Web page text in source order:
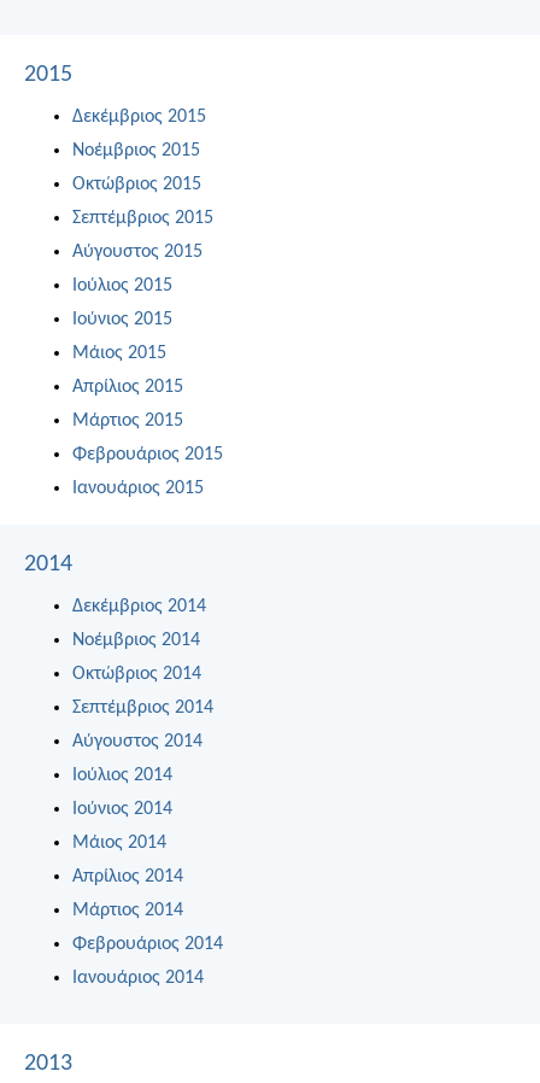
2015
Δεκέμβριος 2015
Νοέμβριος 2015
Οκτώβριος 2015
Σεπτέμβριος 2015
Αύγουστος 2015
Ιούλιος 2015
Ιούνιος 2015
Μάιος 2015
Απρίλιος 2015
Μάρτιος 2015
Φεβρουάριος 2015
Ιανουάριος 2015
2014
Δεκέμβριος 2014
Νοέμβριος 2014
Οκτώβριος 2014
Σεπτέμβριος 2014
Αύγουστος 2014
Ιούλιος 2014
Ιούνιος 2014
Μάιος 2014
Απρίλιος 2014
Μάρτιος 2014
Φεβρουάριος 2014
Ιανουάριος 2014
2013